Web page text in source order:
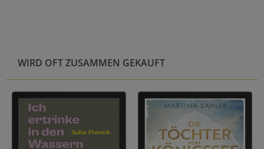
WIRD OFT ZUSAMMEN GEKAUFT